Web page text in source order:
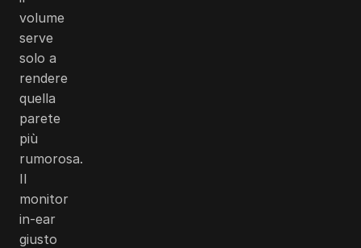
volume
serve
solo a
rendere
quella
parete
più
rumorosa.
Il
monitor
in-ear
giusto